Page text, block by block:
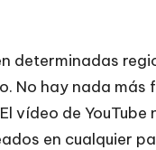
determinadas
No hay nada más
vídeo de YouTube
en cualquier